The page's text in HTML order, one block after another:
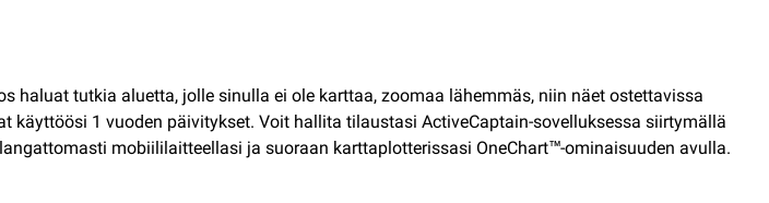
tutkia aluetta, jolle sinulla ei ole karttaa, zoomaa lähemmäs, niin näet ostettavissa
käyttöösi 1 vuoden päivitykset. Voit hallita tilaustasi ActiveCaptain-sovelluksessa siirtymällä
mobiililaitteellasi ja suoraan karttaplotterissasi OneChart™-ominaisuuden avulla.